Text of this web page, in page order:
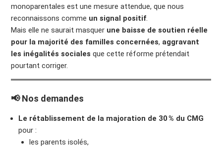
monoparentales est une mesure attendue, que nous
reconnaissons comme un signal positif.
Mais elle ne saurait masquer une baisse de soutien réelle
pour la majorité des familles concernées, aggravant
les inégalités sociales que cette réforme prétendait
pourtant corriger.
📢 Nos demandes
Le rétablissement de la majoration de 30 % du CMG
pour :
les parents isolés,